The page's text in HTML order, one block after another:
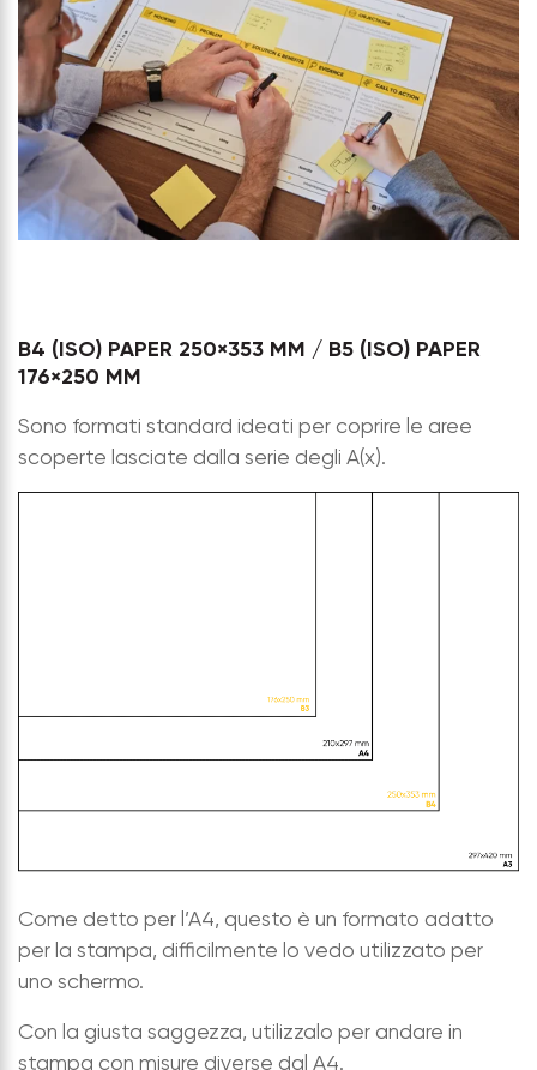
B4 (ISO) PAPER 250×353 MM / B5 (ISO) PAPER
176×250 MM
Sono formati standard ideati per coprire le aree
scoperte lasciate dalla serie degli A(x).
Come detto per l’A4, questo è un formato adatto
per la stampa, difficilmente lo vedo utilizzato per
uno schermo.
Con la giusta saggezza, utilizzalo per andare in
stampa con misure diverse dal A4.